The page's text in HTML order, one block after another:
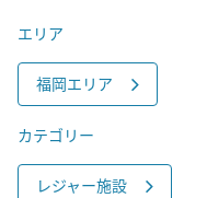
エリア
福岡エリア
カテゴリー
レジャー施設